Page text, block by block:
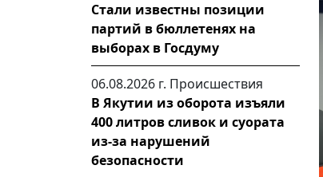
Стали известны позиции
партий в бюллетенях на
выборах в Госдуму
06.08.2026 г. Происшествия
В Якутии из оборота изъяли
400 литров сливок и суората
из-за нарушений
безопасности